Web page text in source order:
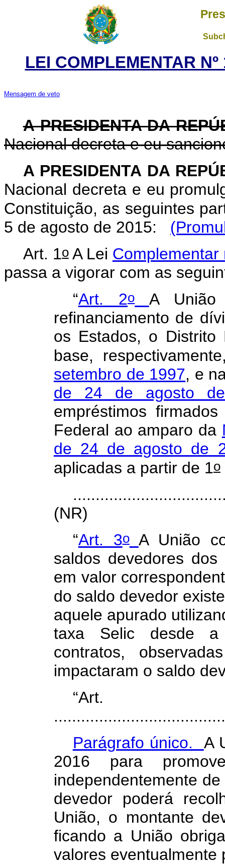
LEI COMPLEMENTAR
Mensagem de veto
A PRESIDENTA DA
Nacional decreta e eu
A PRESIDENTA DA
Nacional decreta e eu
Constituição, as seguintes
5 de agosto de 2015:
Art. 1oA Lei Complementar
passa a vigorar com as
“Art. 2o
A União
refinanciamento de
os Estados, o
base,
setembro de 1997, e
de 24 de agosto
empréstimos
Federal ao amparo da
de 24 de agosto de
aplicadas a partir de 1o
(NR)
“Art. 3o
A União
saldos devedores
em valor
do saldo devedor
aquele apurado
taxa Selic desde a
contratos,
impactaram o saldo
Parágrafo único. A
2016 para
independentemente
devedor poderá
União, o montante
ficando a União
valores eventualmente